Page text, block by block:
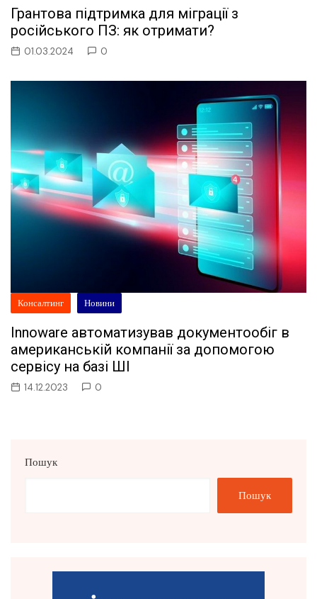
Грантова підтримка для міграції з
російського ПЗ: як отримати?
01.03.2024 0
Консалтинг Новини
Innoware автоматизував документообіг в
американській компанії за допомогою
сервісу на базі ШІ
14.12.2023 0
Пошук
Пошук